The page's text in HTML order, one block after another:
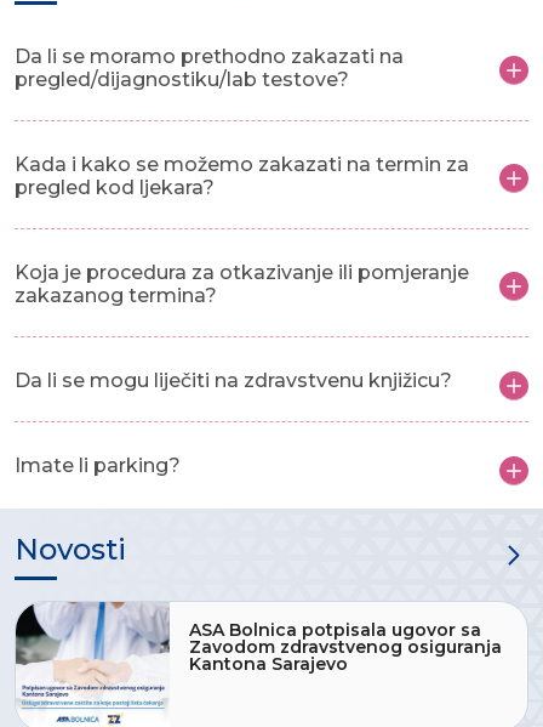
Da li se moramo prethodno zakazati na
pregled/dijagnostiku/lab testove?
Kada i kako se možemo zakazati na termin za
pregled kod ljekara?
Koja je procedura za otkazivanje ili pomjeranje
zakazanog termina?
Da li se mogu liječiti na zdravstvenu knjižicu?
Imate li parking?
Novosti
ASA Bolnica potpisala ugovor sa
Zavodom zdravstvenog osiguranja
Kantona Sarajevo